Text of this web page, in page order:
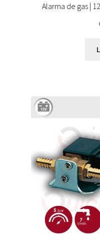
Alarma de gas |